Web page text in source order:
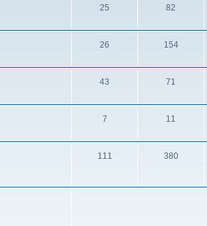
25 82
26 154
43 71
7 11
111 380